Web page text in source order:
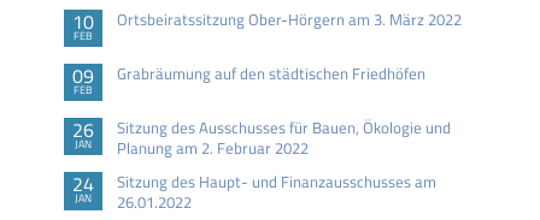
10
FEB
Ortsbeiratssitzung Ober-Hörgern am 3. März 2022
09
FEB
Grabräumung auf den städtischen Friedhöfen
26
JAN
Sitzung des Ausschusses für Bauen, Ökologie und
Planung am 2. Februar 2022
24
JAN
Sitzung des Haupt- und Finanzausschusses am
26.01.2022